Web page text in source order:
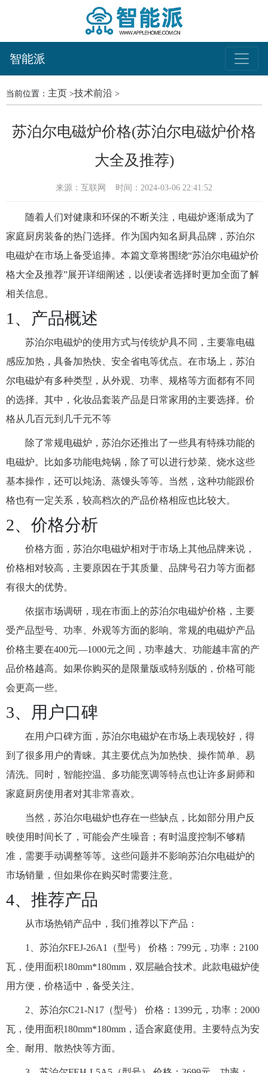
智能派
当前位置： 主页 >技术前沿 >
苏泊尔电磁炉价格(苏泊尔电磁炉价格
大全及推荐)
来源：互联网 时间：2024-03-06 22:41:52
随着人们对健康和环保的不断关注，电磁炉逐渐成为了
家庭厨房装备的热门选择。作为国内知名厨具品牌，苏泊尔
电磁炉在市场上备受追捧。本篇文章将围绕“苏泊尔电磁炉价
格大全及推荐”展开详细阐述，以便读者选择时更加全面了解
相关信息。
1、产品概述
苏泊尔电磁炉的使用方式与传统炉具不同，主要靠电磁
感应加热，具备加热快、安全省电等优点。在市场上，苏泊
尔电磁炉有多种类型，从外观、功率、规格等方面都有不同
的选择。其中，化妆品套装产品是日常家用的主要选择。价
格从几百元到几千元不等
除了常规电磁炉，苏泊尔还推出了一些具有特殊功能的
电磁炉。比如多功能电炖锅，除了可以进行炒菜、烧水这些
基本操作，还可以炖汤、蒸馒头等等。当然，这种功能跟价
格也有一定关系，较高档次的产品价格相应也比较大。
2、价格分析
价格方面，苏泊尔电磁炉相对于市场上其他品牌来说，
价格相对较高，主要原因在于其质量、品牌号召力等方面都
有很大的优势。
依据市场调研，现在市面上的苏泊尔电磁炉价格，主要
受产品型号、功率、外观等方面的影响。常规的电磁炉产品
价格主要在400元—1000元之间，功率越大、功能越丰富的产
品价格越高。如果你购买的是限量版或特别版的，价格可能
会更高一些。
3、用户口碑
在用户口碑方面，苏泊尔电磁炉在市场上表现较好，得
到了很多用户的青睐。其主要优点为加热快、操作简单、易
清洗。同时，智能控温、多功能烹调等特点也让许多厨师和
家庭厨房使用者对其非常喜欢。
当然，苏泊尔电磁炉也存在一些缺点，比如部分用户反
映使用时间长了，可能会产生噪音；有时温度控制不够精
准，需要手动调整等等。这些问题并不影响苏泊尔电磁炉的
市场销量，但如果你在购买时需要注意。
4、推荐产品
从市场热销产品中，我们推荐以下产品：
1、苏泊尔FEJ-26A1（型号） 价格：799元，功率：2100
瓦，使用面积180mm*180mm，双层融合技术。此款电磁炉使
用方便，价格适中，备受关注。
2、苏泊尔C21-N17（型号） 价格：1399元，功率：2000
瓦，使用面积180mm*180mm，适合家庭使用。主要特点为安
全、耐用、散热快等方面。